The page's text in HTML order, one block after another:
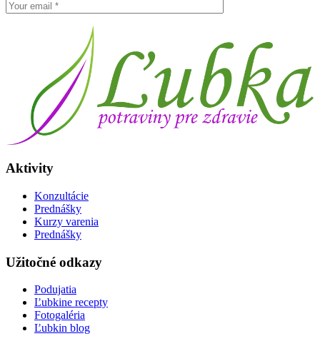
Aktivity
Konzultácie
Prednášky
Kurzy varenia
Prednášky
Užitočné odkazy
Podujatia
Ľubkine recepty
Fotogaléria
Ľubkin blog